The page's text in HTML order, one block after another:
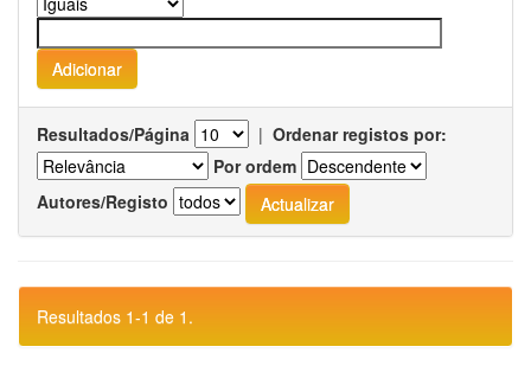
Resultados/Página | Ordenar registos por:
Por ordem
Autores/Registo
Resultados 1-1 de 1.